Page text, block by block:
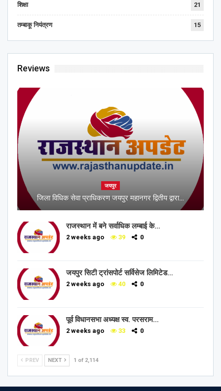
शिक्षा 21
तम्बाकू नियंत्रण 15
Reviews
जयपुर
जिला विधिक सेवा प्राधिकरण जयपुर महानगर द्वितीय द्वारा…
राजस्थान में बने सर्वाधिक लम्बाई के…
2 weeks ago 39 0
जयपुर सिटी ट्रांसपोर्ट सर्विसेज लिमिटेड…
2 weeks ago 40 0
पूर्व विधानसभा अध्यक्ष स्व. परसराम…
2 weeks ago 33 0
PREV NEXT 1 of 2,114